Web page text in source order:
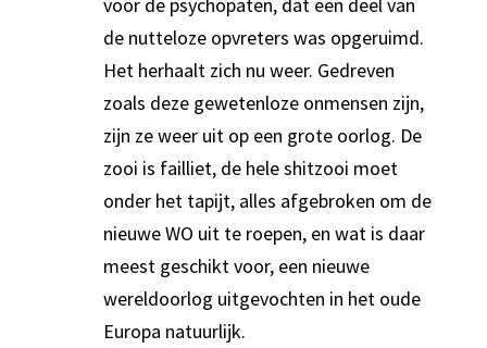
voor de psychopaten, dat een deel van
de nutteloze opvreters was opgeruimd.
Het herhaalt zich nu weer. Gedreven
zoals deze gewetenloze onmensen zijn,
zijn ze weer uit op een grote oorlog. De
zooi is failliet, de hele shitzooi moet
onder het tapijt, alles afgebroken om de
nieuwe WO uit te roepen, en wat is daar
meest geschikt voor, een nieuwe
wereldoorlog uitgevochten in het oude
Europa natuurlijk.